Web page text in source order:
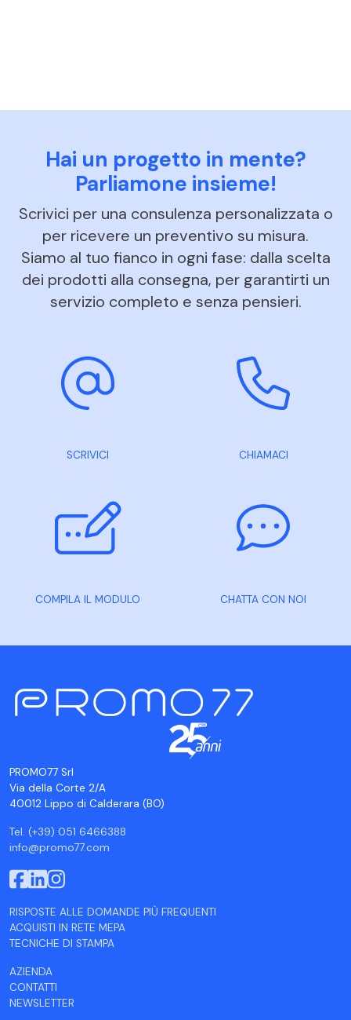
Hai un progetto in mente?
Parliamone insieme!
Scrivici per una consulenza personalizzata o
per ricevere un preventivo su misura.
Siamo al tuo fianco in ogni fase: dalla scelta
dei prodotti alla consegna, per garantirti un
servizio completo e senza pensieri.
SCRIVICI CHIAMACI
COMPILA IL MODULO CHATTA CON NOI
PROMO77 Srl
Via della Corte 2/A
40012 Lippo di Calderara (BO)
Tel. (+39) 051 6466388
info@promo77.com
RISPOSTE ALLE DOMANDE PIÙ FREQUENTI
ACQUISTI IN RETE MEPA
TECNICHE DI STAMPA
AZIENDA
CONTATTI
NEWSLETTER